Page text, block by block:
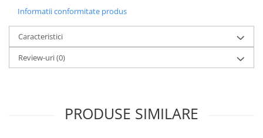
Informatii conformitate produs
Caracteristici
Review-uri(0)
PRODUSE SIMILARE